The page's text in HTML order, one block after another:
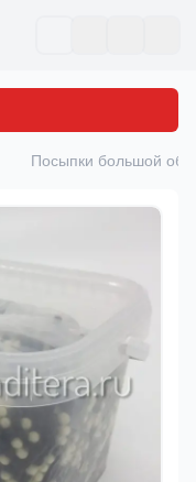
Посыпки большой